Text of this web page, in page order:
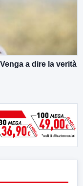
a dire la verità